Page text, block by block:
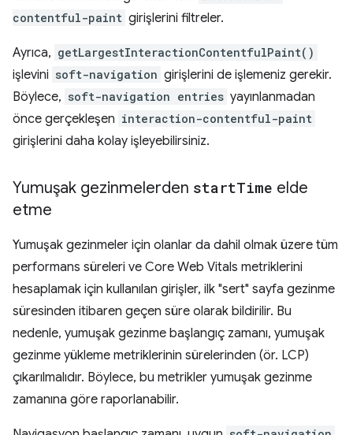
contentful-paint girişlerini filtreler.
Ayrıca, getLargestInteractionContentfulPaint()
işlevini soft-navigation girişlerini de işlemeniz gerekir.
Böylece, soft-navigation entries yayınlanmadan
önce gerçekleşen interaction-contentful-paint
girişlerini daha kolay işleyebilirsiniz.
Yumuşak gezinmelerden startTime elde
etme
Yumuşak gezinmeler için olanlar da dahil olmak üzere tüm
performans süreleri ve Core Web Vitals metriklerini
hesaplamak için kullanılan girişler, ilk "sert" sayfa gezinme
süresinden itibaren geçen süre olarak bildirilir. Bu
nedenle, yumuşak gezinme başlangıç zamanı, yumuşak
gezinme yükleme metriklerinin sürelerinden (ör. LCP)
çıkarılmalıdır. Böylece, bu metrikler yumuşak gezinme
zamanına göre raporlanabilir.